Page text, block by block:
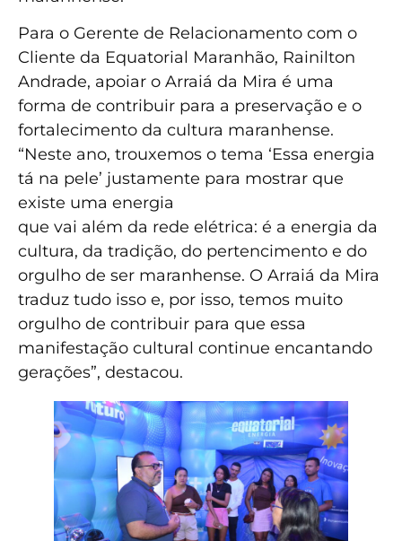
Para o Gerente de Relacionamento com o
Cliente da Equatorial Maranhão, Rainilton
Andrade, apoiar o Arraiá da Mira é uma
forma de contribuir para a preservação e o
fortalecimento da cultura maranhense.
“Neste ano, trouxemos o tema ‘Essa energia
tá na pele’ justamente para mostrar que
existe uma energia
que vai além da rede elétrica: é a energia da
cultura, da tradição, do pertencimento e do
orgulho de ser maranhense. O Arraiá da Mira
traduz tudo isso e, por isso, temos muito
orgulho de contribuir para que essa
manifestação cultural continue encantando
gerações”, destacou.